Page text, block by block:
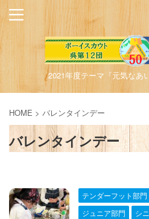
2021年度テーマ『元気なあ
HOME > バレンタインデー
バレンタインデー
テンダーフット部門
ジュニア部門
シ